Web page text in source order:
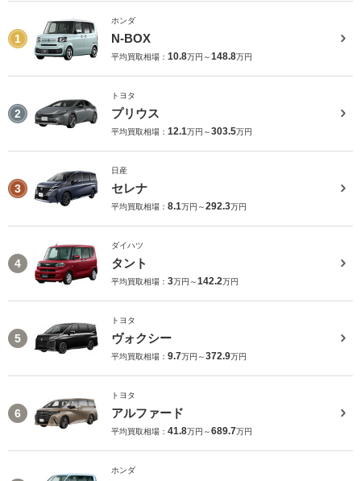
1
ホンダ
N-BOX
平均買取相場： 10.8万円～148.8万円
2
トヨタ
プリウス
平均買取相場： 12.1万円～303.5万円
3
日産
セレナ
平均買取相場： 8.1万円～292.3万円
4
ダイハツ
タント
平均買取相場： 3万円～142.2万円
5
トヨタ
ヴォクシー
平均買取相場： 9.7万円～372.9万円
6
トヨタ
アルファード
平均買取相場： 41.8万円～689.7万円
ホンダ